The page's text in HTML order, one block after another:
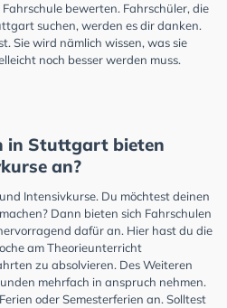
bewerten. Fahrschüler, die
suchen, werden es dir danken.
Sie wird nämlich wissen, was sie
noch besser werden muss.
in Stuttgart bieten
an?
Intensivkurse. Du möchtest deinen
Dann bieten sich Fahrschulen
dafür an. Hier hast du die
am Theorieunterricht
zu absolvieren. Des Weiteren
mehrfach in anspruch nehmen.
oder Semesterferien an. Solltest